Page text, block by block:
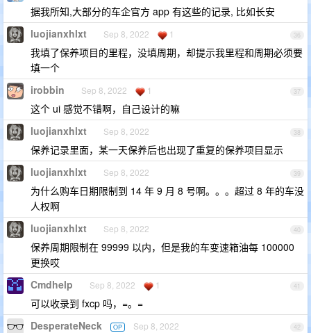
据我所知,大部分的车企官方 app 有这些的记录, 比如长安
36
luojianxhlxt Sep 8, 2022 1
我填了保养项目的里程，没填周期，却提示我里程和周期必须要
填一个
37
irobbin Sep 8, 2022 1
这个 ui 感觉不错啊，自己设计的嘛
38
luojianxhlxt Sep 8, 2022
保养记录里面，某一天保养后也出现了重复的保养项目显示
39
luojianxhlxt Sep 8, 2022
为什么购车日期限制到 14 年 9 月 8 号啊。。。超过 8 年的车没
人权啊
40
luojianxhlxt Sep 8, 2022
保养周期限制在 99999 以内，但是我的车变速箱油每 100000
更换哎
41
Cmdhelp Sep 8, 2022 1
可以收录到 fxcp 吗，=。=
42
DesperateNeck OP Sep 8, 2022